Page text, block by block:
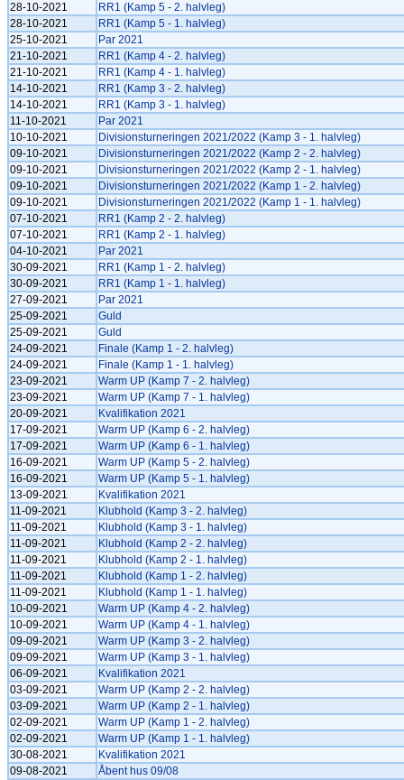
28-10-2021
RR1 (Kamp 5 - 2. halvleg)
28-10-2021
RR1 (Kamp 5 - 1. halvleg)
25-10-2021
Par 2021
21-10-2021
RR1 (Kamp 4 - 2. halvleg)
21-10-2021
RR1 (Kamp 4 - 1. halvleg)
14-10-2021
RR1 (Kamp 3 - 2. halvleg)
14-10-2021
RR1 (Kamp 3 - 1. halvleg)
11-10-2021
Par 2021
10-10-2021
Divisionsturneringen 2021/2022 (Kamp 3 - 1. halvleg)
09-10-2021
Divisionsturneringen 2021/2022 (Kamp 2 - 2. halvleg)
09-10-2021
Divisionsturneringen 2021/2022 (Kamp 2 - 1. halvleg)
09-10-2021
Divisionsturneringen 2021/2022 (Kamp 1 - 2. halvleg)
09-10-2021
Divisionsturneringen 2021/2022 (Kamp 1 - 1. halvleg)
07-10-2021
RR1 (Kamp 2 - 2. halvleg)
07-10-2021
RR1 (Kamp 2 - 1. halvleg)
04-10-2021
Par 2021
30-09-2021
RR1 (Kamp 1 - 2. halvleg)
30-09-2021
RR1 (Kamp 1 - 1. halvleg)
27-09-2021
Par 2021
25-09-2021
Guld
25-09-2021
Guld
24-09-2021
Finale (Kamp 1 - 2. halvleg)
24-09-2021
Finale (Kamp 1 - 1. halvleg)
23-09-2021
Warm UP (Kamp 7 - 2. halvleg)
23-09-2021
Warm UP (Kamp 7 - 1. halvleg)
20-09-2021
Kvalifikation 2021
17-09-2021
Warm UP (Kamp 6 - 2. halvleg)
17-09-2021
Warm UP (Kamp 6 - 1. halvleg)
16-09-2021
Warm UP (Kamp 5 - 2. halvleg)
16-09-2021
Warm UP (Kamp 5 - 1. halvleg)
13-09-2021
Kvalifikation 2021
11-09-2021
Klubhold (Kamp 3 - 2. halvleg)
11-09-2021
Klubhold (Kamp 3 - 1. halvleg)
11-09-2021
Klubhold (Kamp 2 - 2. halvleg)
11-09-2021
Klubhold (Kamp 2 - 1. halvleg)
11-09-2021
Klubhold (Kamp 1 - 2. halvleg)
11-09-2021
Klubhold (Kamp 1 - 1. halvleg)
10-09-2021
Warm UP (Kamp 4 - 2. halvleg)
10-09-2021
Warm UP (Kamp 4 - 1. halvleg)
09-09-2021
Warm UP (Kamp 3 - 2. halvleg)
09-09-2021
Warm UP (Kamp 3 - 1. halvleg)
06-09-2021
Kvalifikation 2021
03-09-2021
Warm UP (Kamp 2 - 2. halvleg)
03-09-2021
Warm UP (Kamp 2 - 1. halvleg)
02-09-2021
Warm UP (Kamp 1 - 2. halvleg)
02-09-2021
Warm UP (Kamp 1 - 1. halvleg)
30-08-2021
Kvalifikation 2021
09-08-2021
Åbent hus 09/08